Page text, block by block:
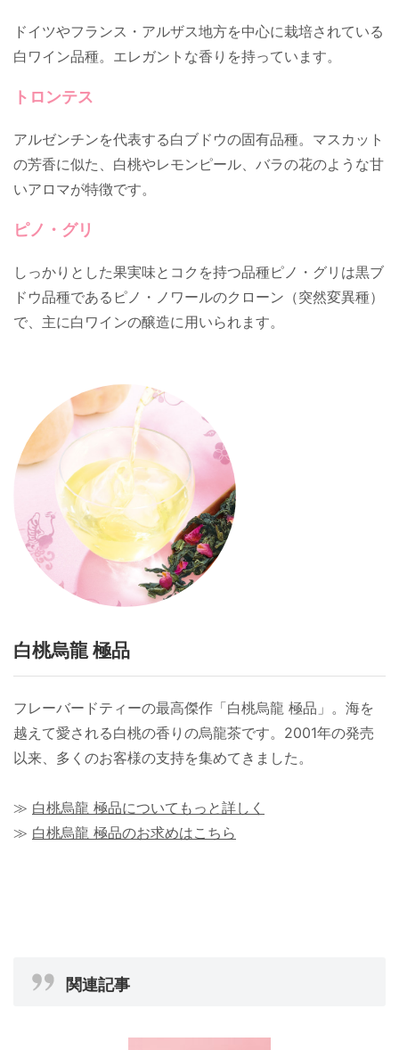
ドイツやフランス・アルザス地方を中心に栽培されている
白ワイン品種。エレガントな香りを持っています。
トロンテス
アルゼンチンを代表する白ブドウの固有品種。マスカット
の芳香に似た、白桃やレモンピール、バラの花のような甘
いアロマが特徴です。
ピノ・グリ
しっかりとした果実味とコクを持つ品種ピノ・グリは黒ブ
ドウ品種であるピノ・ノワールのクローン（突然変異種）
で、主に白ワインの醸造に用いられます。
白桃烏龍 極品
フレーバードティーの最高傑作「白桃烏龍 極品」。海を
越えて愛される白桃の香りの烏龍茶です。2001年の発売
以来、多くのお客様の支持を集めてきました。
≫ 白桃烏龍 極品についてもっと詳しく
≫ 白桃烏龍 極品のお求めはこちら
関連記事